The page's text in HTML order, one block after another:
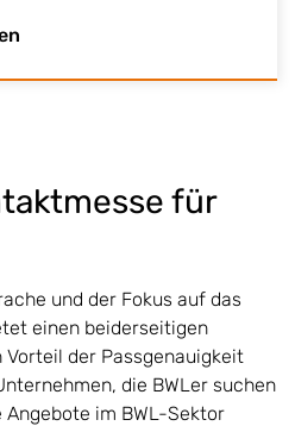
für
und der Fokus auf das
einen beiderseitigen
der Passgenauigkeit
die BWLer suchen
im BWL-Sektor